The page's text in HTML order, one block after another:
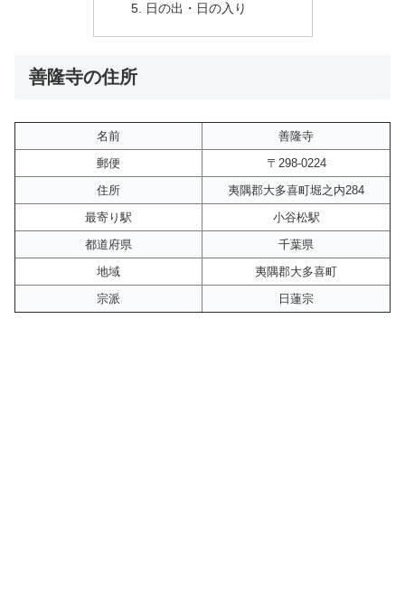
日の出・日の入り
善隆寺の住所
名前
善隆寺
郵便
〒298-0224
住所
夷隅郡大多喜町堀之内284
最寄り駅
小谷松駅
都道府県
千葉県
地域
夷隅郡大多喜町
宗派
日蓮宗